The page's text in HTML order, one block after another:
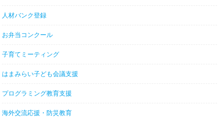
人材バンク登録
お弁当コンクール
子育てミーティング
はまみらい子ども会議支援
プログラミング教育支援
海外交流応援・防災教育